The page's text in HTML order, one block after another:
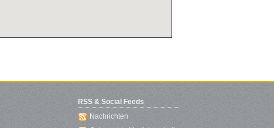
RSS & Social Feeds
Nachrichten